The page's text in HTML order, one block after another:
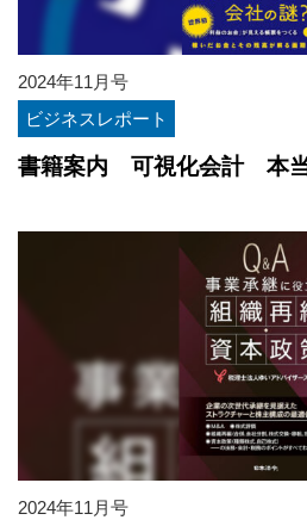
2024年11月号
ビジネスレポート
書籍案内 可視化会計 本
2024年11月号